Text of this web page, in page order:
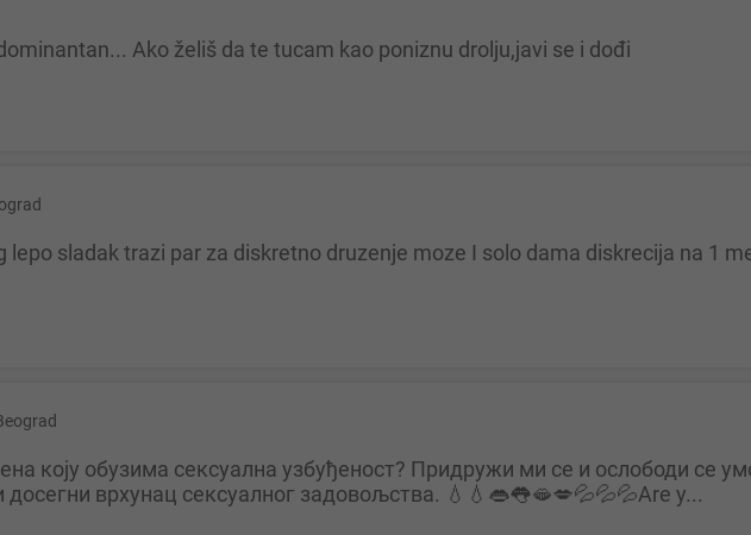
Ako želiš da te tucam kao poniznu drolju,javi se i dođi
врхунац сексуалног задовољства. 💧💧👄👅🫦💋💦💦💦Are y...